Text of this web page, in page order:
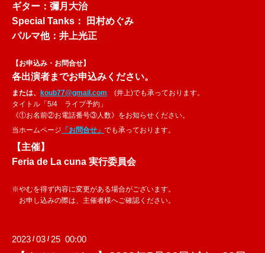
ギター：彌月大治
Special Tanks： 田村めぐみ
パルマ他：井上光正
【お申込み・お問合せ】
各出演者までお申込みください。
または、 koub77@gmail.com
(井上)でも承っております。
タイトル「5/4 ライブ予約」
《①お名前②お電話番号③人数》をお知らせください。
当ホームページ 「お問合せ」 でも承っております。
【主催】
Feria de La cuna 実行委員会
※やむを得ず内容に変更がある場合がございます。
お申し込みの際は、主催者様へご確認ください。
2023 /03 /25 00:00